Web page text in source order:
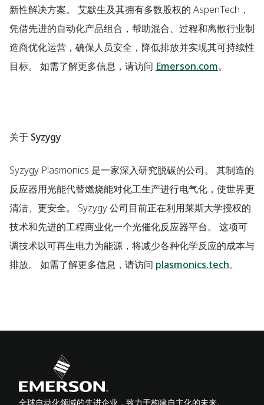
新性解决方案。 艾默生及其拥有多数股权的 AspenTech，
凭借先进的自动化产品组合，帮助混合、过程和离散行业制
造商优化运营，确保人员安全，降低排放并实现其可持续性
目标。 如需了解更多信息，请访问 Emerson.com。
关于 Syzygy
Syzygy Plasmonics 是一家深入研究脱碳的公司。 其制造的
反应器用光能代替燃烧能对化工生产进行电气化，使世界更
清洁、更安全。 Syzygy 公司目前正在利用莱斯大学授权的
技术和先进的工程商业化一个光催化反应器平台。 这项可
调技术以可再生电力为能源，将减少各种化学反应的成本与
排放。 如需了解更多信息，请访问 plasmonics.tech。
全球自动化领域的先进企业，致力于构建自主化的未来。